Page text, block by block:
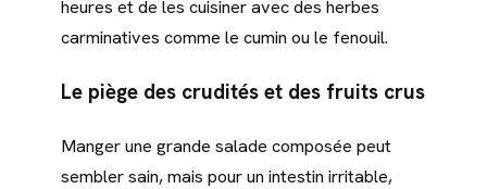
heures et de les cuisiner avec des herbes
carminatives comme le cumin ou le fenouil.
Le piège des crudités et des fruits crus
Manger une grande salade composée peut
sembler sain, mais pour un intestin irritable,